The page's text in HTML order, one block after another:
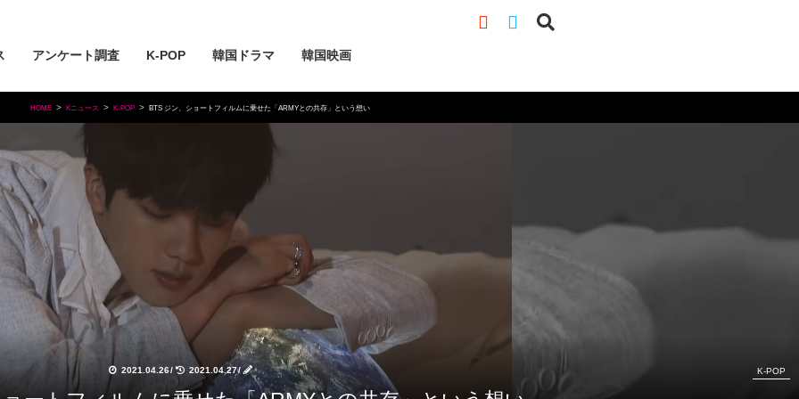
アンケート調査 K-POP 韓国ドラマ 韓国映画
HOME Kニュース K-POP BTS ジン、ショートフィルムに乗せた「ARMYとの共存」という想い
2021.04.26/ 2021.04.27/ K-POP